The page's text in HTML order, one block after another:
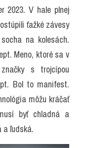
2023. V hale plnej
ťažké závesy
na kolesách.
Meno, ktoré sa v
s trojcípou
Bol to manifest.
môžu kráčať
byť chladná a
a ľudská.